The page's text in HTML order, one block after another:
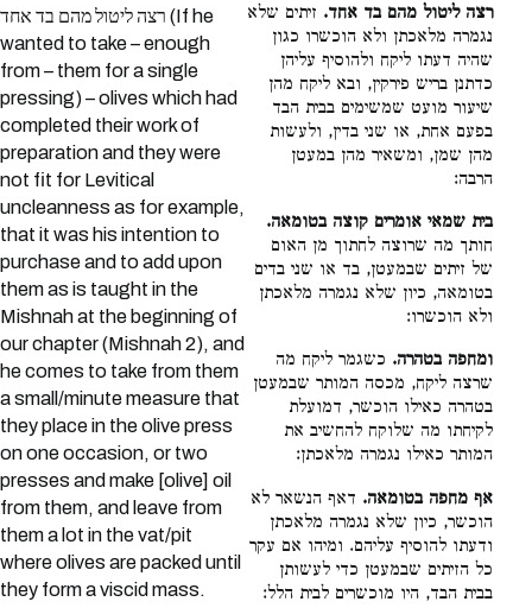
רצה ליטול מהם בד אחד (If he
wanted to take – enough
from – them for a single
pressing) – olives which had
completed their work of
preparation and they were
not fit for Levitical
uncleanness as for example,
that it was his intention to
purchase and to add upon
them as is taught in the
Mishnah at the beginning of
our chapter (Mishnah 2), and
he comes to take from them
a small/minute measure that
they place in the olive press
on one occasion, or two
presses and make [olive] oil
from them, and leave from
them a lot in the vat/pit
where olives are packed until
they form a viscid mass.
רצה ליטול מהם בד אחד. זיתים שלא
נגמרה מלאכתן ולא הוכשרו כגון
שהיה דעתו ליקח ולהוסיף עליהן
כדתנן בריש פירקין, ובא ליקח מהן
שיעור מועט שמשימים בבית הבד
בפעם אחת, או שני בדין, ולעשות
מהן שמן, ומשאיר מהן במעטן
הרבה:
בית שמאי אומרים קוצה בטומאה.
חותך מה שרוצה לחתוך מן האום
של זיתים שבמעטן, בד או שני בדים
בטומאה, כיון שלא נגמרה מלאכתן
ולא הוכשרו:
ומחפה בטהרה. כשגמר ליקח מה
שרצה ליקח, מכסה המותר שבמעטן
בטהרה כאילו הוכשר, דמועלת
לקיחתו מה שלוקח להחשיב את
המותר כאילו נגמרה מלאכתן:
אף מחפה בטומאה. דאף הנשאר לא
הוכשר, כיון שלא נגמרה מלאכתן
ודעתו להוסיף עליהם. ומיהו אם עקר
כל הזיתים שבמעטן כדי לעשותן
בבית הבד, היו מוכשרים לבית הלל: